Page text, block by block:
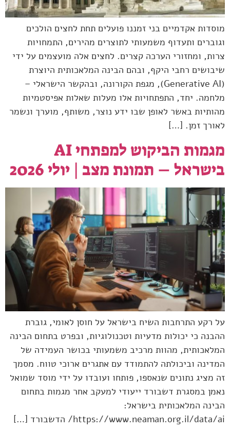
מוסדות אקדמיים בני זמננו פועלים תחת לחצים הולכים
וגוברים ותעדוף משמעותי לתוצרים מהירים, התמחויות
צרות, ומחזורי הערכה קצרים. לחצים אלה מועצמים על ידי
שיבושים רחבי היקף, ובהם הבינה המלאכותית היוצרת
(Generative AI), מגפת הקורונה, ובהקשר הישראלי –
מלחמה. יחד, התפתחויות אלו מעלות שאלות אפיסטמיות
מהותיות באשר לאופן שבו ידע נוצר, משותף, מוערך ונשמר
לאורך זמן. […]
מגמות הביקוש למפתחי AI
בישראל – תמונת מצב | יולי 2026
על רקע התרחבות השיח בישראל על חוסן לאומי, גוברת
ההבנה כי יכולות מדעיות וטכנולוגיות, ובפרט בתחום הבינה
המלאכותית, מהוות מרכיב משמעותי בכושר העמידה של
המדינה וביכולתה להתמודד עם אתגרים ארוכי טווח. מסמך
זה מציג נתונים שנאספו, פותחו ועובדו על ידי מוסד שמואל
נאמן במסגרת דשבורד ייעודי למעקב אחר מגמות בתחום
הבינה המלאכותית בישראל:
https://www.neaman.org.il/data/ai/ הדשבורד […]